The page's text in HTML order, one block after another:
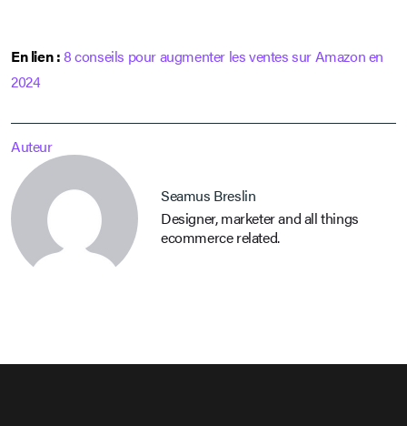
En lien :8 conseils pour augmenter les ventes sur Amazon en
2024
Auteur
Seamus Breslin
Designer, marketer and all things
ecommerce related.